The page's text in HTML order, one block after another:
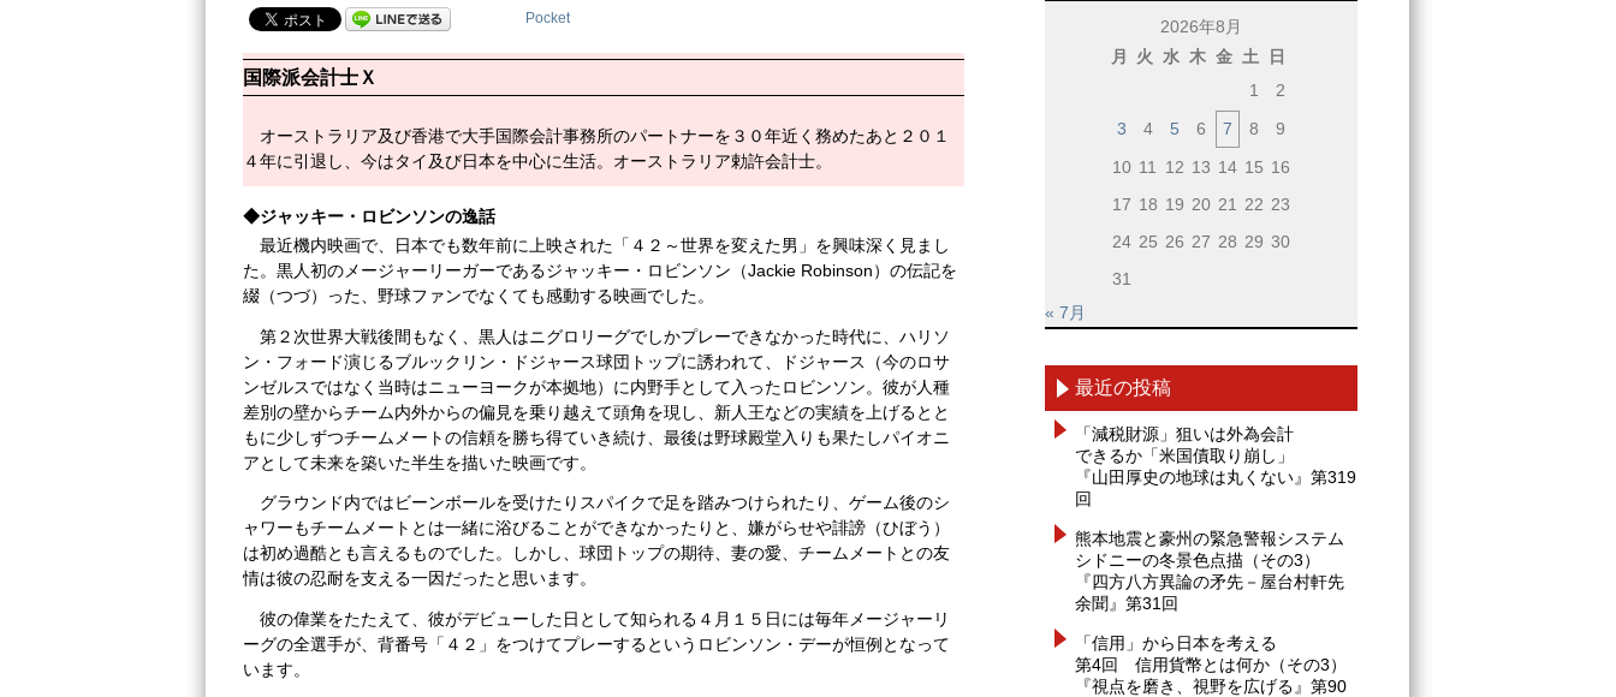
Pocket
国際派会計士Ｘ
オーストラリア及び香港で大手国際会計事務所のパートナーを３０年近く務めたあと２０１
４年に引退し、今はタイ及び日本を中心に生活。オーストラリア勅許会計士。
◆ジャッキー・ロビンソンの逸話
最近機内映画で、日本でも数年前に上映された「４２～世界を変えた男」を興味深く見まし
た。黒人初のメージャーリーガーであるジャッキー・ロビンソン（Jackie Robinson）の伝記を
綴（つづ）った、野球ファンでなくても感動する映画でした。
第２次世界大戦後間もなく、黒人はニグロリーグでしかプレーできなかった時代に、ハリソ
ン・フォード演じるブルックリン・ドジャース球団トップに誘われて、ドジャース（今のロサ
ンゼルスではなく当時はニューヨークが本拠地）に内野手として入ったロビンソン。彼が人種
差別の壁からチーム内外からの偏見を乗り越えて頭角を現し、新人王などの実績を上げるとと
もに少しずつチームメートの信頼を勝ち得ていき続け、最後は野球殿堂入りも果たしパイオニ
アとして未来を築いた半生を描いた映画です。
グラウンド内ではビーンボールを受けたりスパイクで足を踏みつけられたり、ゲーム後のシ
ャワーもチームメートとは一緒に浴びることができなかったりと、嫌がらせや誹謗（ひぼう）
は初め過酷とも言えるものでした。しかし、球団トップの期待、妻の愛、チームメートとの友
情は彼の忍耐を支える一因だったと思います。
彼の偉業をたたえて、彼がデビューした日として知られる４月１５日には毎年メージャーリ
ーグの全選手が、背番号「４２」をつけてプレーするというロビンソン・デーが恒例となって
います。
2026年8月
月
火 水 木 金 土
日
1
2
3
4 5 6 7 8
9
10 11 12 13 14 15 16
17 18 19 20 21 22 23
24 25 26 27 28 29 30
31
« 7月
最近の投稿
「減税財源」狙いは外為会計
できるか「米国債取り崩し」
『山田厚史の地球は丸くない』第319
回
熊本地震と豪州の緊急警報システム
シドニーの冬景色点描（その3）
『四方八方異論の矛先－屋台村軒先
余聞』第31回
「信用」から日本を考える
第4回 信用貨幣とは何か（その3）
『視点を磨き、視野を広げる』第90